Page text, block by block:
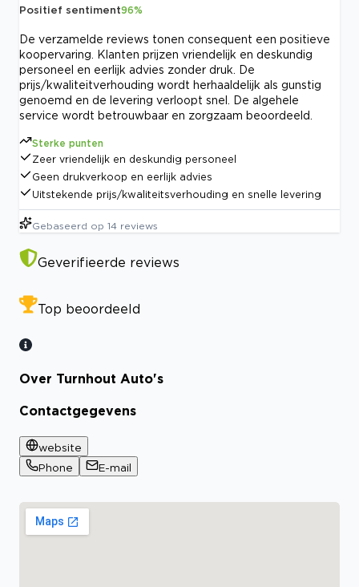
Positief sentiment96%
De verzamelde reviews tonen consequent een positieve
koopervaring. Klanten prijzen vriendelijk en deskundig
personeel en eerlijk advies zonder druk. De
prijs/kwaliteitverhouding wordt herhaaldelijk als gunstig
genoemd en de levering verloopt snel. De algehele
service wordt betrouwbaar en zorgzaam beoordeeld.
Sterke punten
Zeer vriendelijk en deskundig personeel
Geen drukverkoop en eerlijk advies
Uitstekende prijs/kwaliteitsverhouding en snelle levering
Gebaseerd op 14 reviews
Geverifieerde reviews
Top beoordeeld
Over Turnhout Auto's
Contactgegevens
website
Phone
E-mail